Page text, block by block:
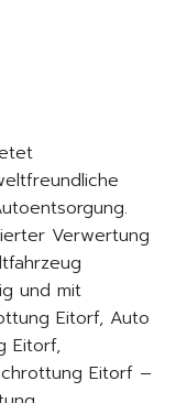
Verwertung
und mit
Eitorf, Auto
Eitorf,
Eitorf –